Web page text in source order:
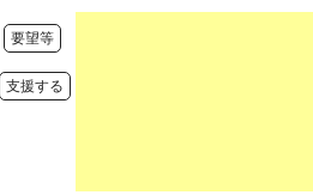
要望等
支援する